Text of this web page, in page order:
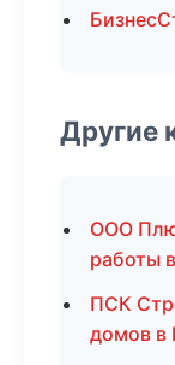
Другие
ООО
работы
ПСК
домов в